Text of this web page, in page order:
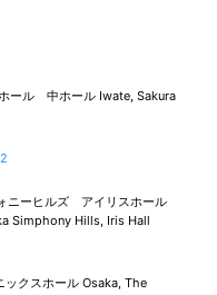
ール 中ホール Iwate, Sakura
ニーヒルズ アイリスホール
Simphony Hills, Iris Hall
クスホール Osaka, The